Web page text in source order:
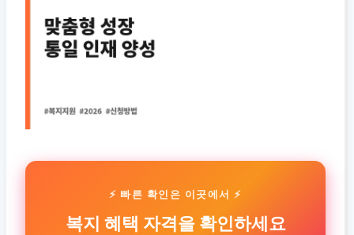
⚡ 빠른 확인은 이곳에서 ⚡
복지 혜택 자격을 확인하세요